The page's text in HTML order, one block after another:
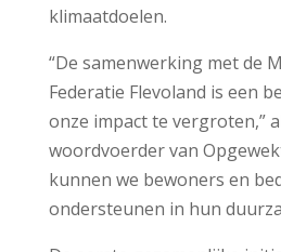
klimaatdoelen.
“De samenwerking met de
Federatie Flevoland is een
onze impact te vergroten,”
woordvoerder van
kunnen we bewoners en
ondersteunen in hun